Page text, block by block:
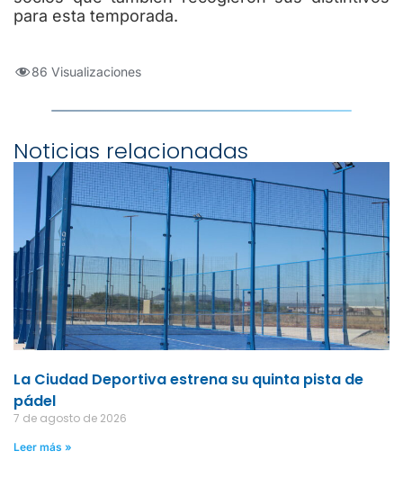
para esta temporada.
86 Visualizaciones
Noticias relacionadas
La Ciudad Deportiva estrena su quinta pista de
pádel
7 de agosto de 2026
Leer más »